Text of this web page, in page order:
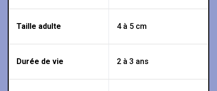
Taille adulte 4 à 5 cm
Durée de vie 2 à 3 ans